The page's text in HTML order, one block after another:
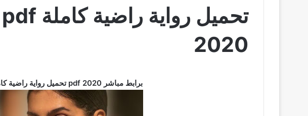
2020
تحميل رواية راضية كاملة pdf برابط مباشر 2020